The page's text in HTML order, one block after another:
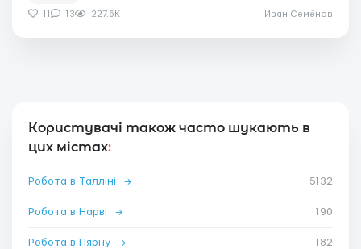
11 13 227.6K Иван Семёнов
Користувачі також часто шукають в
цих містах:
Робота в Талліні → 5132
Робота в Нарві → 190
Робота в Пярну → 182